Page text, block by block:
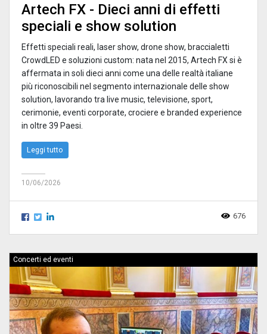
Artech FX - Dieci anni di effetti
speciali e show solution
Effetti speciali reali, laser show, drone show, braccialetti
CrowdLED e soluzioni custom: nata nel 2015, Artech FX si è
affermata in soli dieci anni come una delle realtà italiane
più riconoscibili nel segmento internazionale delle show
solution, lavorando tra live music, televisione, sport,
cerimonie, eventi corporate, crociere e branded experience
in oltre 39 Paesi.
Leggi tutto
10/06/2026
676
Concerti ed eventi